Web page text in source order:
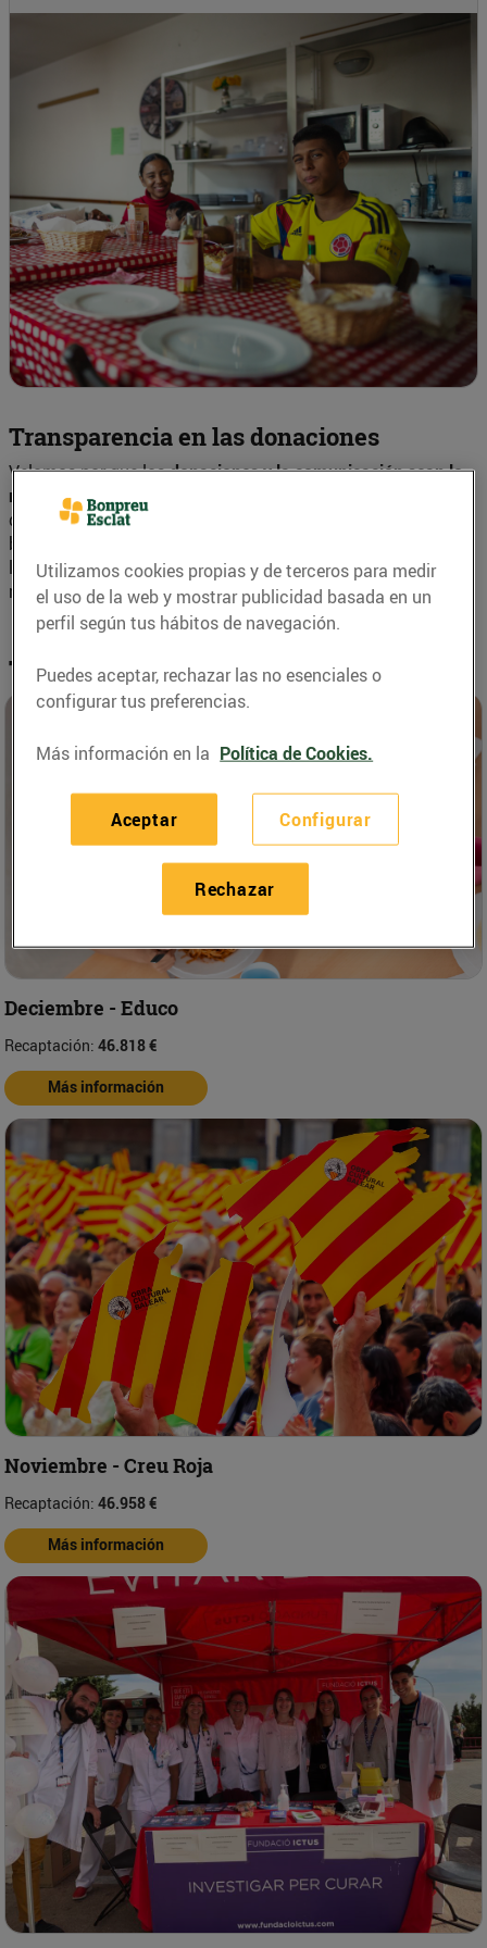
Transparencia en las donaciones
Velamos por que lasdonaciones y la comunicación sean lo
más eficaz y transparentes posibles
donativos pueden realizarse únicamente con tarjeta
bancaria y, en el momento de realizar la donación Worldcoo
los destina directamente a la entidad beneficiaria de ese
mes, sin pasar por otros intermediarios.
Transparencia en las donaciones
Deciembre - Educo
Recaptación: 46.818 €
Más información
Noviembre - Creu Roja
Recaptación: 46.958 €
Más información
Utilizamos cookies propias y de terceros para medir
el uso de la web y mostrar publicidad basada en un
perfil según tus hábitos de navegación.
Puedes aceptar, rechazar las no esenciales o
configurar tus preferencias.
Más información en la Política de Cookies.
Configurar
Rechazar
Aceptar